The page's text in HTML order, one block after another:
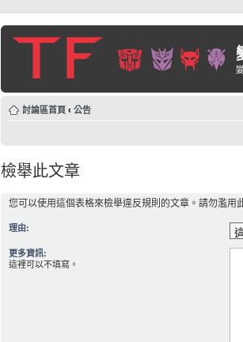
討論區首頁 ‹ 公告
檢舉此文章
您可以使用這個表格來檢舉違反規則的文章。請勿濫用
理由:
更多資訊:
這裡可以不填寫。